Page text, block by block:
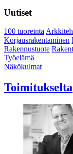
Uutiset
100 tuoreinta
Korjausrakentaminen
Rakennustuote
Työelämä
Näkökulmat
Toimitukselta